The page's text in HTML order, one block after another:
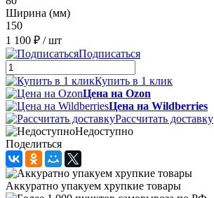
Ширина (мм)
150
1 100 ₽ / шт
Подписаться
Купить в 1 клик
Цена на Ozon
Цена на Wildberries
Рассчитать доставку
Недоступно
Поделиться
Аккуратно упакуем хрупкие товары